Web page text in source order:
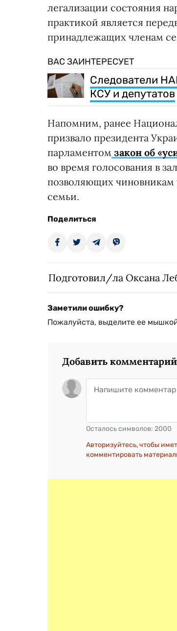
легализации состояния
практикой является
принадлежащих членам
ВАС ЗАИНТЕРЕСУЕТ
Следователи
КСУ и депутатов
Напомним, ранее
призвало президента
парламентом закон об
во время голосования в
позволяющих чиновникам
семьи.
Поделиться
Подготовил/ла Оксана
Заметили ошибку?
Пожалуйста, выделите ее
Добавить комментарий
Осталось символов: 2000
Авторизуйтесь, чтобы
комментировать